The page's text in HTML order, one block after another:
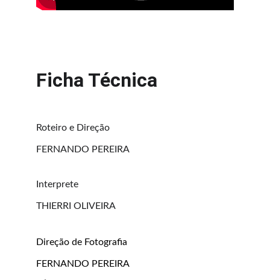
Ficha Técnica
Roteiro e Direção
FERNANDO PEREIRA
Interprete
THIERRI OLIVEIRA
Direção de Fotografia
FERNANDO PEREIRA